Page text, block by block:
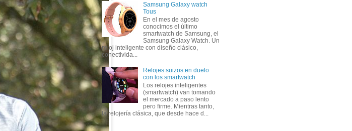
Samsung Galaxy watch
Tous
En el mes de agosto
conocimos el último
smartwatch de Samsung, el
Samsung Galaxy Watch. Un
reloj inteligente con diseño clásico,
conectivida...
Relojes suizos en duelo
con los smartwatch
Los relojes inteligentes
(smartwatch) van tomando
el mercado a paso lento
pero firme. Mientras tanto,
la relojería clásica, que desde hace d...